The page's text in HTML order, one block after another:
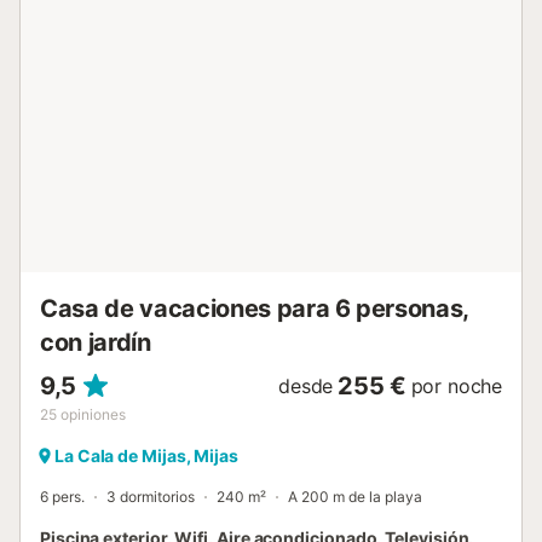
Casa de vacaciones para 6 personas,
con jardín
9,5
25 opiniones
desde 255 € por noche
La Cala de Mijas, Mijas
6 pers. 3 dormitorios 240 m² A 200 m de la playa